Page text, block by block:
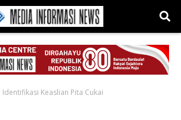
Identifikasi Keaslian Pita Cukai